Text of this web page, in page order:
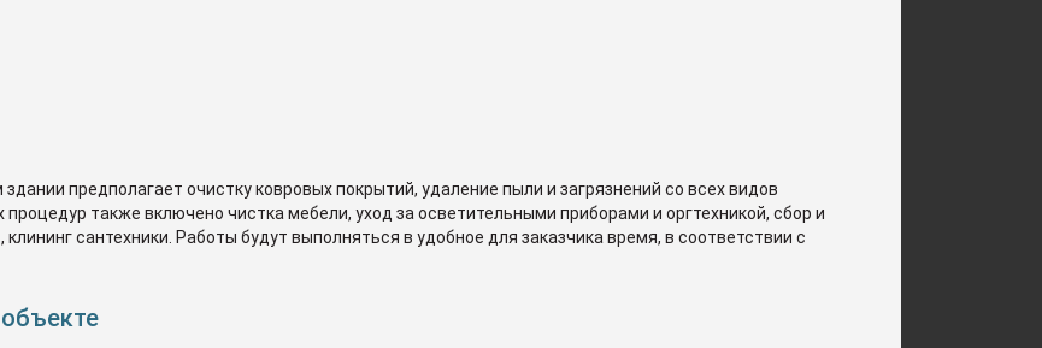
предполагает очистку ковровых покрытий, удаление пыли и загрязнений со всех видов
также включено чистка мебели, уход за осветительными приборами и оргтехникой, сбор и
сантехники. Работы будут выполняться в удобное для заказчика время, в соответствии с